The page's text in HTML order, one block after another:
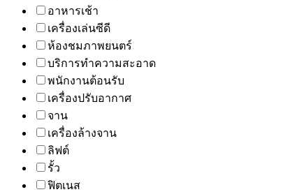
อาหารเช้า
เครื่องเล่นซีดี
ห้องชมภาพยนตร์
บริการทำความสะอาด
พนักงานต้อนรับ
เครื่องปรับอากาศ
จาน
เครื่องล้างจาน
ลิฟต์
รั้ว
ฟิตเนส